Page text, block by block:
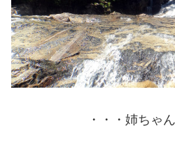
・・・姉ちゃ